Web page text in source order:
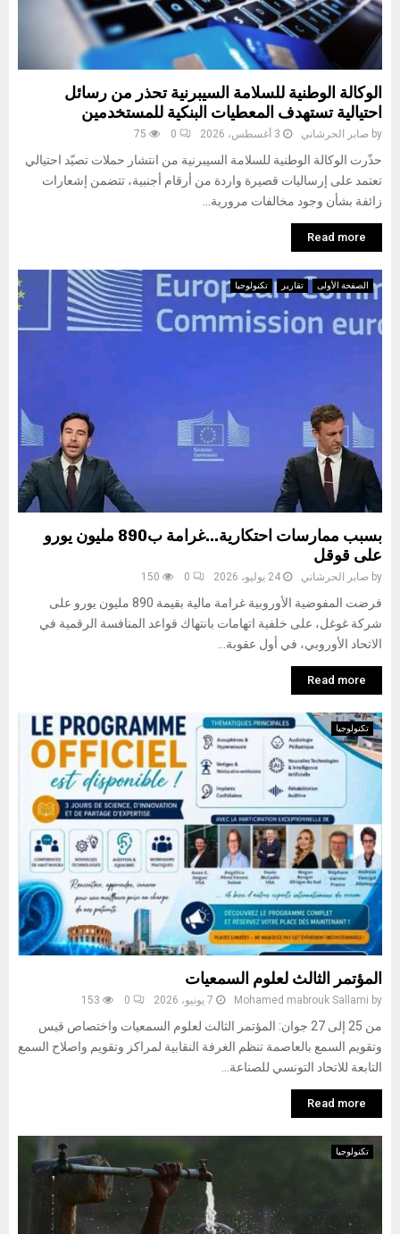
الوكالة الوطنية للسلامة السيبرنية تحذر من رسائل
احتيالية تستهدف المعطيات البنكية للمستخدمين
by صابر الحرشاني 3 أغسطس، 2026 0
75
حذّرت الوكالة الوطنية للسلامة السيبرنية من انتشار حملات تصيّد احتيالي
تعتمد على إرساليات قصيرة واردة من أرقام أجنبية، تتضمن إشعارات
زائفة بشأن وجود مخالفات مرورية...
Read more
الصفحة الأولى تقارير تكنولوجيا
بسبب ممارسات احتكارية…غرامة ب890 مليون يورو
على قوقل
by صابر الحرشاني 24 يوليو، 2026 0
150
فرضت المفوضية الأوروبية غرامة مالية بقيمة 890 مليون يورو على
شركة غوغل، على خلفية اتهامات بانتهاك قواعد المنافسة الرقمية في
الاتحاد الأوروبي، في أول عقوبة...
Read more
تكنولوجيا
المؤتمر الثالث لعلوم السمعيات
by
Mohamed mabrouk Sallami 7 يونيو، 2026 0
153
من 25 إلى 27 جوان: المؤتمر الثالث لعلوم السمعيات واختصاص قيس
وتقويم السمع بالعاصمة تنظم الغرفة النقابية لمراكز وتقويم واصلاح السمع
التابعة للاتحاد التونسي للصناعة...
Read more
تكنولوجيا